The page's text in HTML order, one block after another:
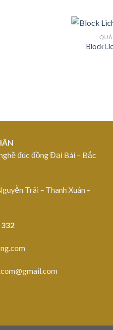
Block
đúc đồng Đại Bái – Bắc
Trãi – Thanh Xuân –